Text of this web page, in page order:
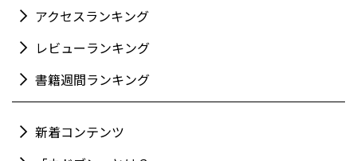
アクセスランキング
レビューランキング
書籍週間ランキング
新着コンテンツ